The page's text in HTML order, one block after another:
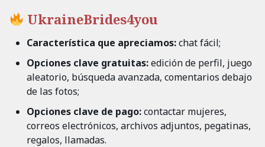
UkraineBrides4you
Característica que apreciamos:chat fácil;
Opciones clave gratuitas:edición de perfil, juego
aleatorio, búsqueda avanzada, comentarios debajo
de las fotos;
Opciones clave de pago:contactar mujeres,
correos electrónicos, archivos adjuntos, pegatinas,
regalos, llamadas.